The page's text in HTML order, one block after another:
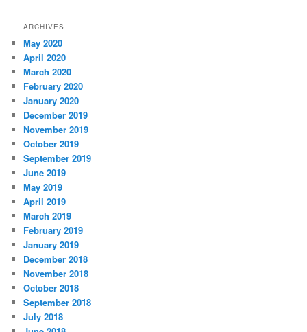
ARCHIVES
May 2020
April 2020
March 2020
February 2020
January 2020
December 2019
November 2019
October 2019
September 2019
June 2019
May 2019
April 2019
March 2019
February 2019
January 2019
December 2018
November 2018
October 2018
September 2018
July 2018